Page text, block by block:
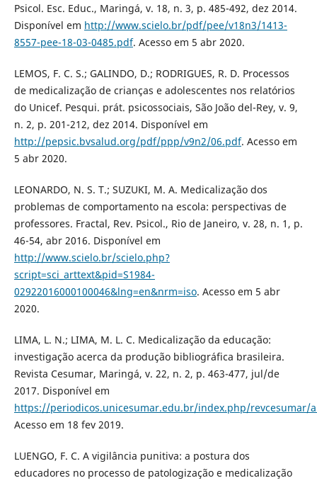
Psicol. Esc. Educ., Maringá, v. 18, n. 3, p. 485-492, dez 2014.
Disponível em http://www.scielo.br/pdf/pee/v18n3/1413-
8557-pee-18-03-0485.pdf. Acesso em 5 abr 2020.
LEMOS, F. C. S.; GALINDO, D.; RODRIGUES, R. D. Processos
de medicalização de crianças e adolescentes nos relatórios
do Unicef. Pesqui. prát. psicossociais, São João del-Rey, v. 9,
n. 2, p. 201-212, dez 2014. Disponível em
http://pepsic.bvsalud.org/pdf/ppp/v9n2/06.pdf. Acesso em
5 abr 2020.
LEONARDO, N. S. T.; SUZUKI, M. A. Medicalização dos
problemas de comportamento na escola: perspectivas de
professores. Fractal, Rev. Psicol., Rio de Janeiro, v. 28, n. 1, p.
46-54, abr 2016. Disponível em
http://www.scielo.br/scielo.php?
script=sci_arttext&pid=S1984-
02922016000100046&lng=en&nrm=iso. Acesso em 5 abr
2020.
LIMA, L. N.; LIMA, M. L. C. Medicalização da educação:
investigação acerca da produção bibliográfica brasileira.
Revista Cesumar, Maringá, v. 22, n. 2, p. 463-477, jul/de
2017. Disponível em
https://periodicos.unicesumar.edu.br/index.php/revcesumar/
Acesso em 18 fev 2019.
LUENGO, F. C. A vigilância punitiva: a postura dos
educadores no processo de patologização e medicalização